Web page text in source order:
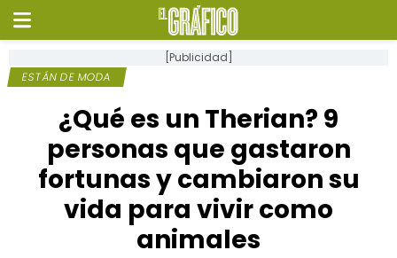
[Publicidad]
ESTÁN DE MODA
¿Qué es un Therian? 9
personas que gastaron
fortunas y cambiaron su
vida para vivir como
animales